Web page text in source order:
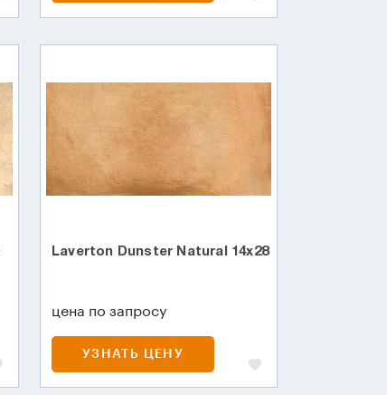
Laverton Dunster Natural 14х28
цена по запросу
УЗНАТЬ ЦЕНУ